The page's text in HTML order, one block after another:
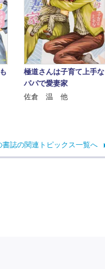
極道さんは子育て上手な
パパで愛妻家
佐倉 温 他
書誌の関連トピックス一覧へ